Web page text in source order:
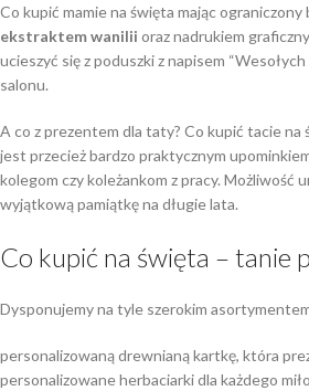
Co kupić mamie na święta mając
ekstraktem wanilii oraz nadrukiem
ucieszyć się z poduszki z napisem
salonu.
A co z prezentem dla taty? Co kupić tacie
jest przecież bardzo praktycznym
kolegom czy koleżankom z pracy. Możliwość
wyjątkową pamiątkę na długie lata.
Co kupić na święta – tanie
Dysponujemy na tyle szerokim
personalizowaną drewnianą kartkę, która
personalizowane herbaciarki dla każdego